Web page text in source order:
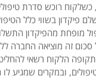
כשלקוח רוכש סדרת
פיקדון בשווי כלל
מופחת מהפיקדון
סכום זה מוציאה החברה
הלקוח רשאי
ובמקרים שמגיע לו